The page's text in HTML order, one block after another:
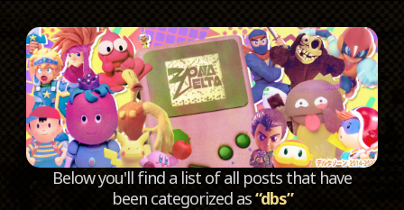
Below you'll find a list of all posts that have
been categorized as“dbs”